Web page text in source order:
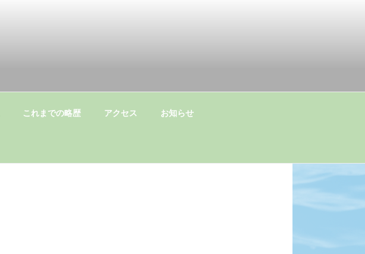
これまでの略歴 アクセス お知らせ